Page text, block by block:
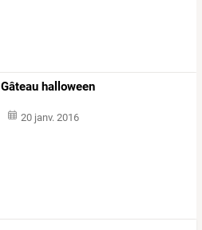
Gâteau halloween
20 janv. 2016